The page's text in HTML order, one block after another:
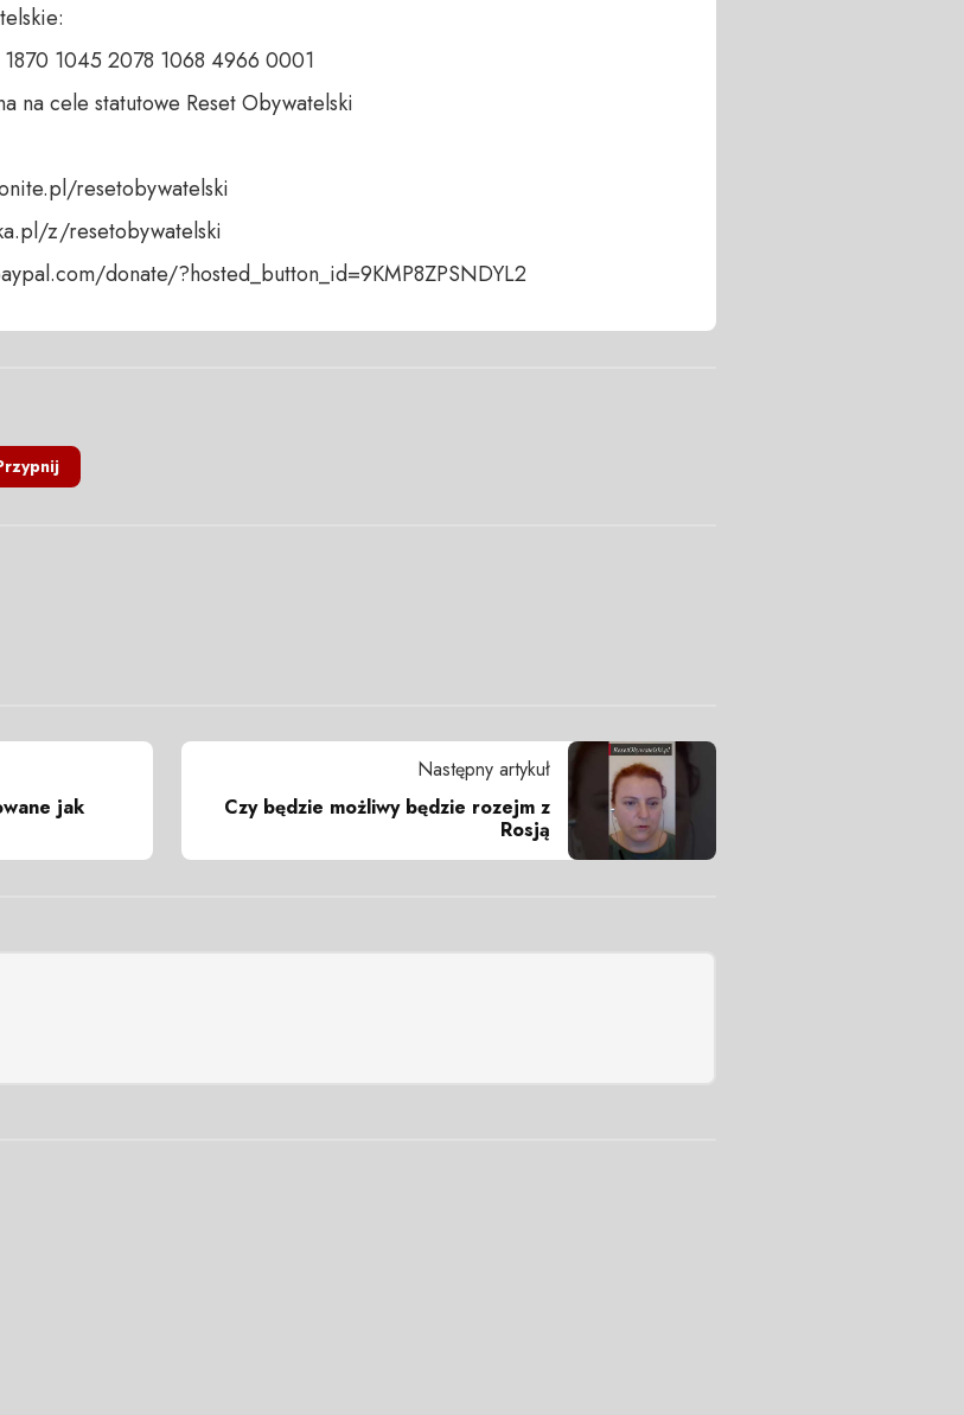
1045 2078 1068 4966 0001
na cele statutowe Reset Obywatelski
resetobywatelski
z/resetobywatelski
donate/?hosted_button_id=9KMP8ZPSNDYL2
jak
Następny artykuł
Czy będzie możliwy będzie rozejm z
Rosją